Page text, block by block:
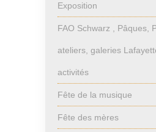
Exposition
FAO Schwarz , Pâques,
ateliers, galeries
activités
Fête de la musique
Fête des mères